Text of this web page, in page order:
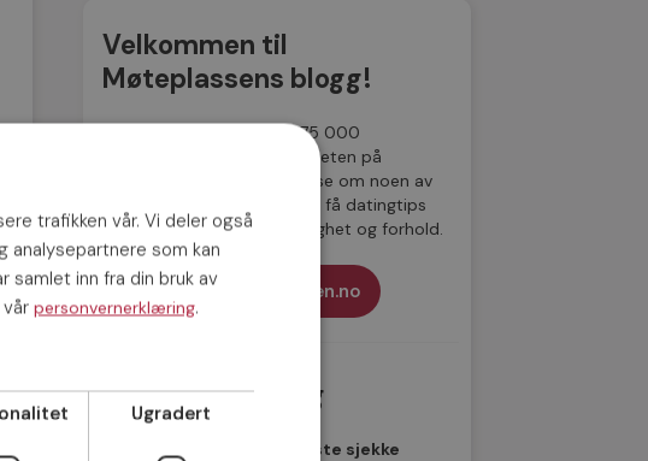
Velkommen til
Møteplassens blogg!
Siden 2001 har mer enn 175 000
medlemmer funnet kjærligheten på
Møteplassen. Her kan du lese om noen av
de parene som har møttes, få datingtips
samt lese om dating, kjærlighet og forhold.
Til Møteplassen.no
Populære innlegg
Norges beste sjekke
trafikken vår. Vi deler også
analysepartnere som kan
samlet inn fra din bruk av
personvernerklæring.
Ugradert